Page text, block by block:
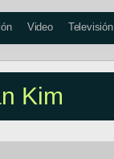
Video Televisión
Kim